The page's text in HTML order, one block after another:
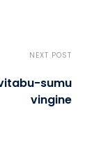
NEXT POST
sumu
vingine